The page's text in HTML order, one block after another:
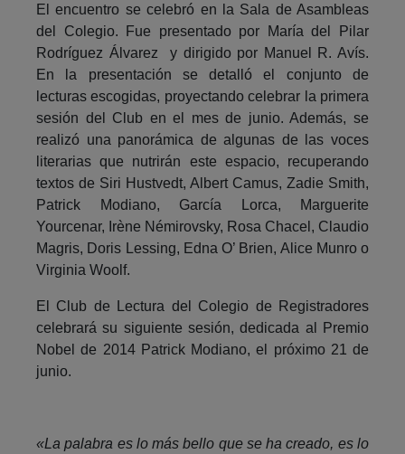
El encuentro se celebró en la Sala de Asambleas
del Colegio. Fue presentado por María del Pilar
Rodríguez Álvarez y dirigido por Manuel R. Avís.
En la presentación se detalló el conjunto de
lecturas escogidas, proyectando celebrar la primera
sesión del Club en el mes de junio. Además, se
realizó una panorámica de algunas de las voces
literarias que nutrirán este espacio, recuperando
textos de Siri Hustvedt, Albert Camus, Zadie Smith,
Patrick Modiano, García Lorca, Marguerite
Yourcenar, Irène Némirovsky, Rosa Chacel, Claudio
Magris, Doris Lessing, Edna O’ Brien, Alice Munro o
Virginia Woolf.
El Club de Lectura del Colegio de Registradores
celebrará su siguiente sesión, dedicada al Premio
Nobel de 2014 Patrick Modiano, el próximo 21 de
junio.
«La palabra es lo más bello que se ha creado, es lo